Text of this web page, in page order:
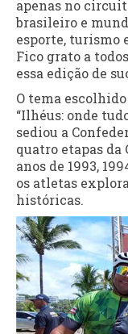
apenas no
brasileiro e
esporte, turismo
Fico grato a
essa edição de
O tema
“Ilhéus: onde
sediou a
quatro etapas da
anos de 1993,
os atletas
históricas.